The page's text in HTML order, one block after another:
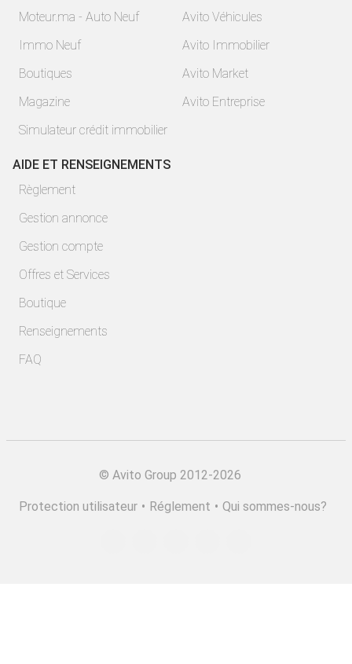
Moteur.ma - Auto Neuf
Immo Neuf
Boutiques
Magazine
Simulateur crédit immobilier
Avito Véhicules
Avito Immobilier
Avito Market
Avito Entreprise
AIDE ET RENSEIGNEMENTS
Règlement
Gestion annonce
Gestion compte
Offres et Services
Boutique
Renseignements
FAQ
© Avito Group 2012-2026
Protection utilisateur • Réglement • Qui sommes-nous?